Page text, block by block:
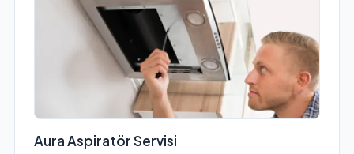
Aura Aspiratör Servisi